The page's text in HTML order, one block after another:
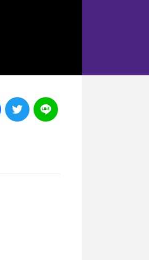
Facebook
TwitterLine